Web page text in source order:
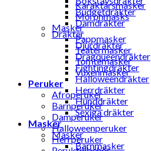
Karaktärsmasker
Morphmasks
Masker
Pappmasker
Teatermasker
Tomtemasker
Vuxenmasker
Peruker
Afroperuker
Barnperuker
Damperuker
Halloweenperuker
Herrperuker
Budgetdräkter
Damdräkter
Dräkter
Djurdräkter
Dragqueendräkter
Fightingdräkter
Halloweendräkter
Herrdräkter
Hunddräkter
Sexiga dräkter
Masker
Masker
Barnmasker